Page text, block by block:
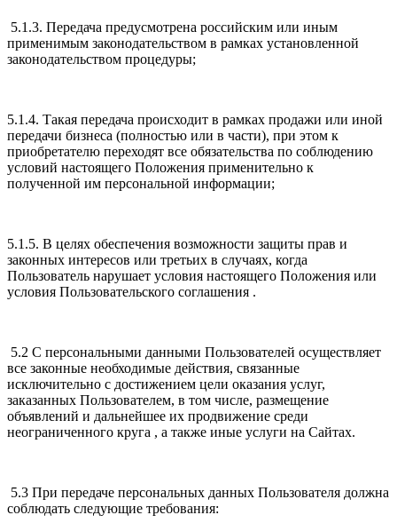
5.1.3. Передача предусмотрена российским или иным
применимым законодательством в рамках установленной
законодательством процедуры;
5.1.4. Такая передача происходит в рамках продажи или иной
передачи бизнеса (полностью или в части), при этом к
приобретателю переходят все обязательства по соблюдению
условий настоящего Положения применительно к
полученной им персональной информации;
5.1.5. В целях обеспечения возможности защиты прав и
законных интересов или третьих в случаях, когда
Пользователь нарушает условия настоящего Положения или
условия Пользовательского соглашения .
5.2 С персональными данными Пользователей осуществляет
все законные необходимые действия, связанные
исключительно с достижением цели оказания услуг,
заказанных Пользователем, в том числе, размещение
объявлений и дальнейшее их продвижение среди
неограниченного круга , а также иные услуги на Сайтах.
5.3 При передаче персональных данных Пользователя должна
соблюдать следующие требования: